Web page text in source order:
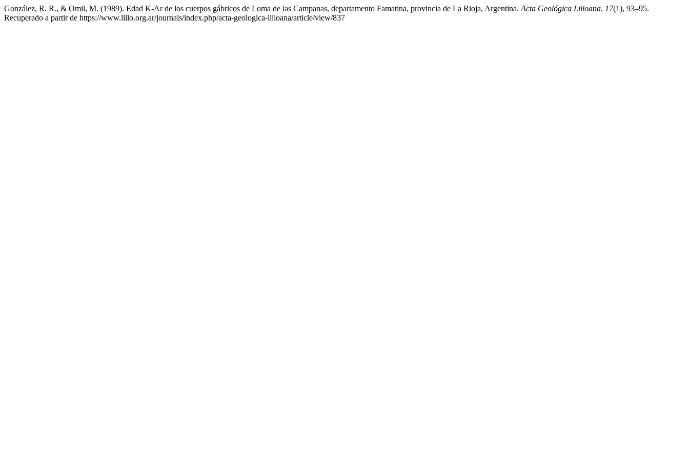
González, R. R., & Omil, M. (1989). Edad K-Ar de los cuerpos gábricos de Loma de las Campanas, departamento Famatina, provincia de La Rioja, Argentina. Acta Geológica Lilloana, 17(1), 93–95.
Recuperado a partir de https://www.lillo.org.ar/journals/index.php/acta-geologica-lilloana/article/view/837